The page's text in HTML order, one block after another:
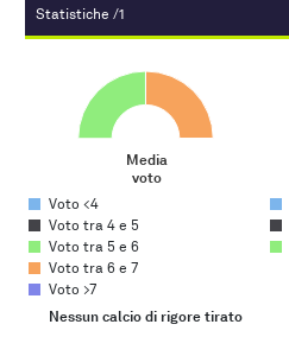
Statistiche /1
Media voto
Pie chart with 5 slices.
Media
voto
End of interactive chart.
Voto <4
Voto tra 4 e 5
Voto tra 5 e 6
Voto tra 6 e 7
Voto >7
Nessun calcio di rigore tirato